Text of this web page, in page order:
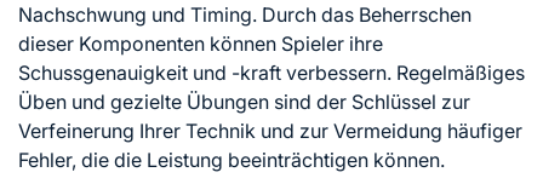
Nachschwung und Timing. Durch das Beherrschen
dieser Komponenten können Spieler ihre
Schussgenauigkeit und -kraft verbessern. Regelmäßiges
Üben und gezielte Übungen sind der Schlüssel zur
Verfeinerung Ihrer Technik und zur Vermeidung häufiger
Fehler, die die Leistung beeinträchtigen können.